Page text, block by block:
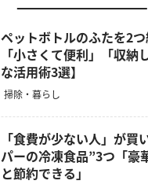
ペットボトルのふたを2
「小さくて便利」「収納
な活用術3選】
掃除・暮らし
「食費が少ない人」が買
パーの冷凍食品”3つ「豪
と節約できる」